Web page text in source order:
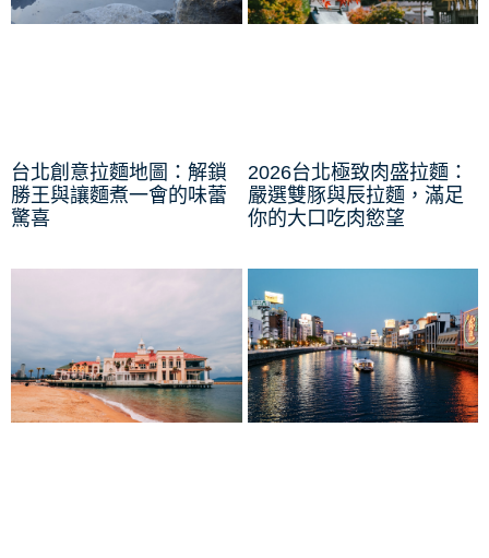
台北創意拉麵地圖：解鎖
勝王與讓麵煮一會的味蕾
驚喜
2026台北極致肉盛拉麵：
嚴選雙豚與辰拉麵，滿足
你的大口吃肉慾望